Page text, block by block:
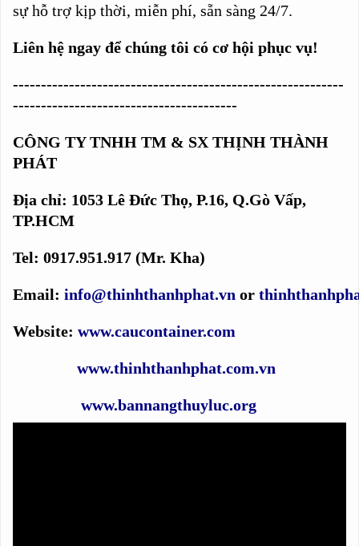
sự hỗ trợ kịp thời, miễn phí, sẵn sàng 24/7.
Liên hệ ngay để chúng tôi có cơ hội phục vụ!
-----------------------------------------------------------
----------------------------------------
CÔNG TY TNHH TM & SX THỊNH THÀNH
PHÁT
Địa chỉ: 1053 Lê Đức Thọ, P.16, Q.Gò Vấp,
TP.HCM
Tel: 0917.951.917 (Mr. Kha)
Email: info@thinhthanhphat.vn or
Website: www.caucontainer.com
www.thinhthanhphat.com.vn
www.bannangthuyluc.org